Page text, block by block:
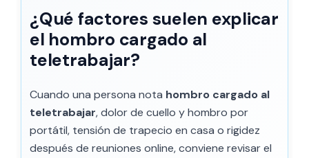
¿Qué factores suelen explicar
el hombro cargado al
teletrabajar?
Cuando una persona nota hombro cargado al
teletrabajar, dolor de cuello y hombro por
portátil, tensión de trapecio en casa o rigidez
después de reuniones online, conviene revisar el